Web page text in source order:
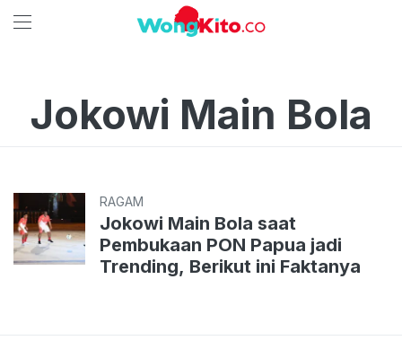
Jokowi Main Bola
RAGAM
Jokowi Main Bola saat
Pembukaan PON Papua jadi
Trending, Berikut ini Faktanya